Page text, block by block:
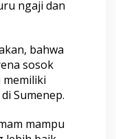
ngaji dan
bahwa
sosok
memiliki
Sumenep.
mampu